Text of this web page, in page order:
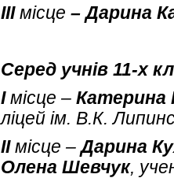
ІІІмісце – Дарина
Серед учнів 11-х
Імісце – Катерина
ліцей ім. В.К.
ІІмісце –Дарина
Олена Шевчук,